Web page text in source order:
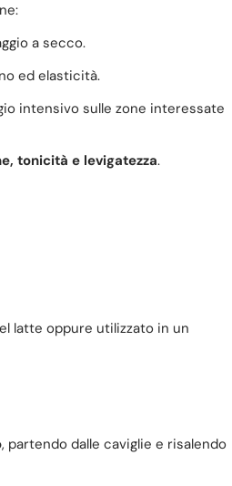
a secco.
ed elasticità.
intensivo sulle zone interessate
tonicità e levigatezza.
latte oppure utilizzato in un
, partendo dalle caviglie e risalendo